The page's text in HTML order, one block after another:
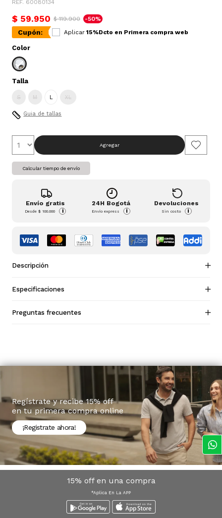
REF. 60080134
$ 59.950 $ 119.900 -50%
Cupón: Aplicar 15%Dcto en Primera compra web
Color
Talla
S M L XL
Guia de tallas
Agregar
Calcular tiempo de envío
Envío gratis
Desde$ 100.000 i
24H Bogotá
Envío express i
Devoluciones
Sin costo i
Descripción
Especificaciones
Preguntas frecuentes
Regístrate y recibe 15% off
en tu primera compra online
¡Registrate ahora!
15% off en una compra
*Aplica En La APP